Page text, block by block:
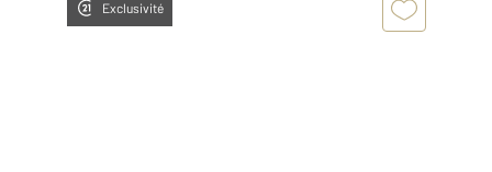
Exclusivité